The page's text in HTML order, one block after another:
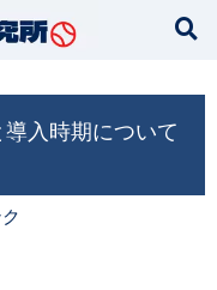
まれています
導入時期について